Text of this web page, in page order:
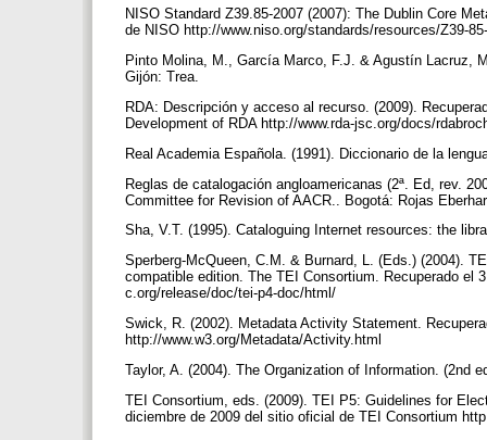
NISO Standard Z39.85-2007 (2007): The Dublin Core
de NISO http://www.niso.org/standards/resources/Z39-
Pinto Molina, M., García Marco, F.J. & Agustín Lacruz,
Gijón: Trea.
RDA: Descripción y acceso al recurso. (2009).
Development of RDA http://www.rda-jsc.org/docs/
Real Academia Española. (1991). Diccionario de la
Reglas de catalogación angloamericanas (2ª. Ed, rev.
Committee for Revision of AACR.. Bogotá: Rojas
Sha, V.T. (1995). Cataloguing Internet resources: the
Sperberg-McQueen, C.M. & Burnard, L. (Eds.) (2004).
compatible edition. The TEI Consortium. Recuperado el
c.org/release/doc/tei-p4-doc/html/
Swick, R. (2002). Metadata Activity Statement.
http://www.w3.org/Metadata/Activity.html
Taylor, A. (2004). The Organization of Information. (2nd
TEI Consortium, eds. (2009). TEI P5: Guidelines for
diciembre de 2009 del sitio oficial de TEI Consortium